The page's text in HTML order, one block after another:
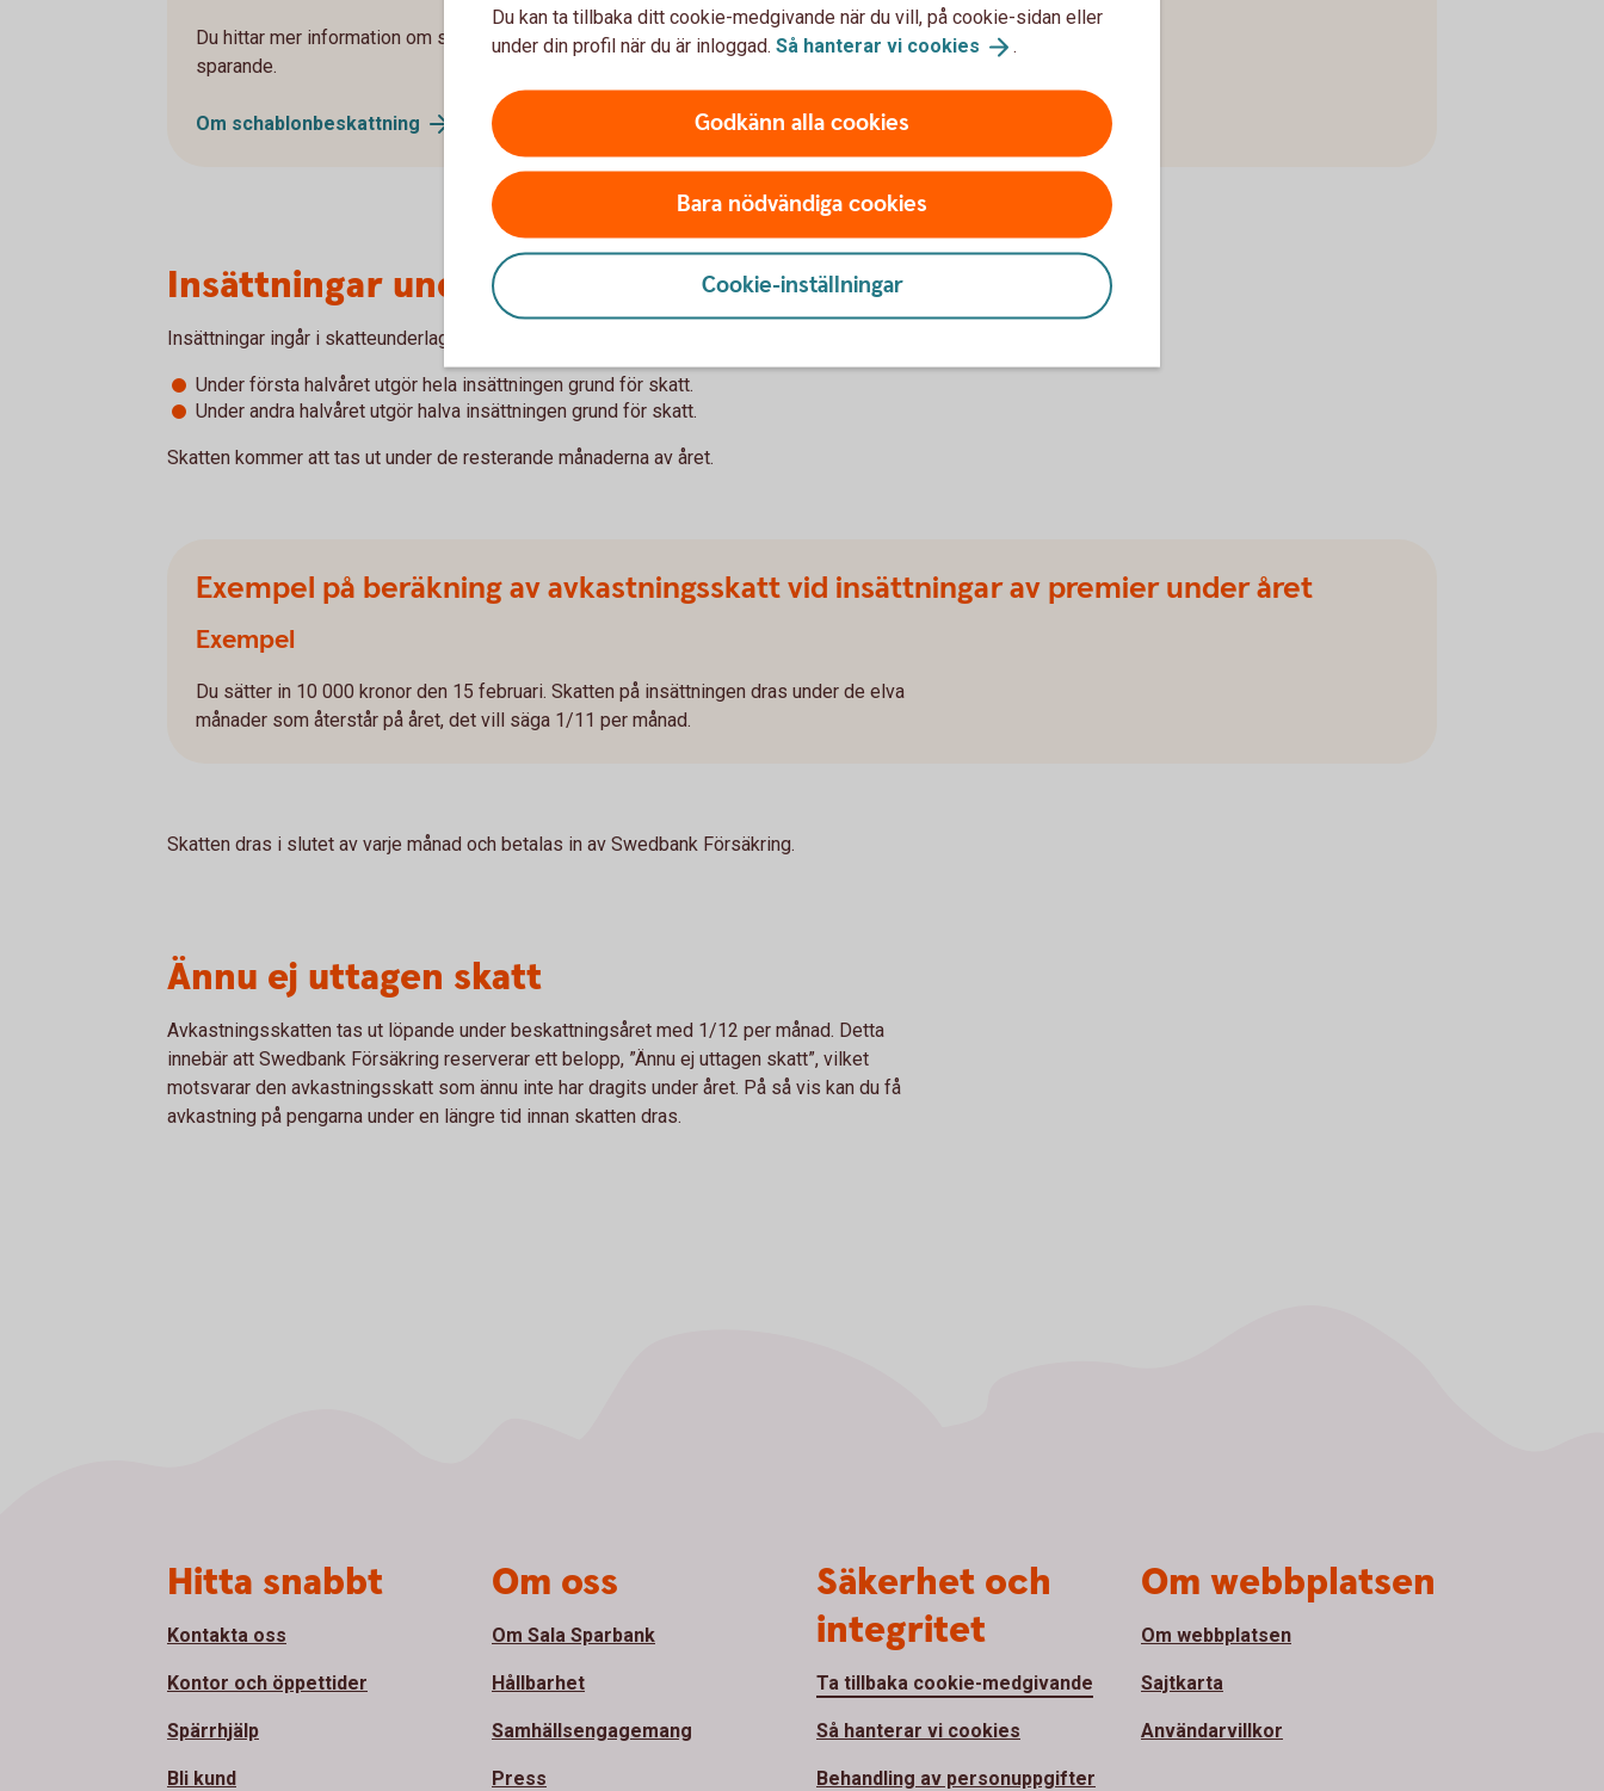
Du hittar mer information om skatteavdraget och skatten på sidan om schablonbeskattat
sparande.
Om schablonbeskattning
Insättningar under året
Insättningar ingår i skatteunderlaget.
Under första halvåret utgör hela insättningen grund för skatt.
Under andra halvåret utgör halva insättningen grund för skatt.
Skatten kommer att tas ut under de resterande månaderna av året.
Exempel på beräkning av avkastningsskatt vid insättningar av premier under året
Exempel
Du sätter in 10 000 kronor den 15 februari. Skatten på insättningen dras under de elva
månader som återstår på året, det vill säga 1/11 per månad.
Skatten dras i slutet av varje månad och betalas in av Swedbank Försäkring.
Ännu ej uttagen skatt
Avkastningsskatten tas ut löpande under beskattningsåret med 1/12 per månad. Detta
innebär att Swedbank Försäkring reserverar ett belopp, ”Ännu ej uttagen skatt”, vilket
motsvarar den avkastningsskatt som ännu inte har dragits under året. På så vis kan du få
avkastning på pengarna under en längre tid innan skatten dras.
Du kan ta tillbaka ditt cookie-medgivande när du vill, på cookie-sidan eller
under din profil när du är inloggad. Så hanterar vi cookies .
Godkänn alla cookies
Bara nödvändiga cookies
Cookie-inställningar
Hitta snabbt
Kontakta oss
Kontor och öppettider
Spärrhjälp
Bli kund
Om oss
Om Sala Sparbank
Hållbarhet
Samhällsengagemang
Press
Säkerhet och
integritet
Ta tillbaka cookie-medgivande
Så hanterar vi cookies
Behandling av personuppgifter
Om webbplatsen
Om webbplatsen
Sajtkarta
Användarvillkor